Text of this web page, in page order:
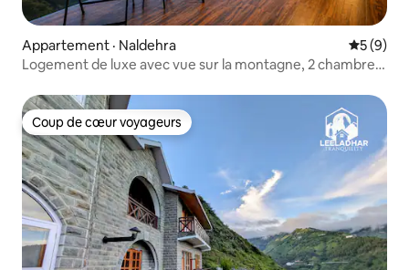
Appartement · Naldehra Note
5 (9)
Logement de luxe avec vue sur la montagne, 2 chambres
Coup de cœur voyageurs
Coup de cœur voyageurs